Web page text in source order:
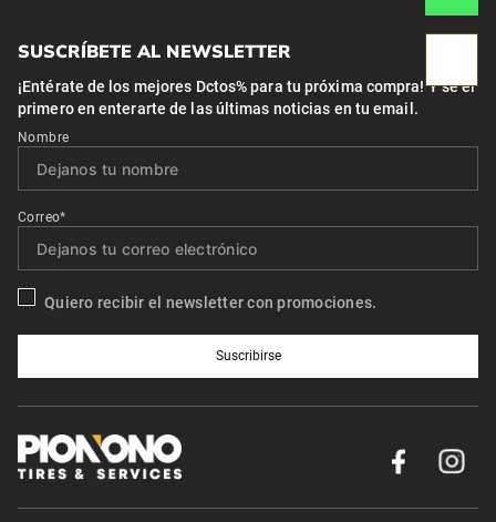
SUSCRÍBETE AL NEWSLETTER
¡Entérate de los mejores Dctos% para tu próxima compra! Y se el
primero en enterarte de las últimas noticias en tu email.
Nombre
Correo*
Quiero recibir el newsletter con promociones.
Suscribirse